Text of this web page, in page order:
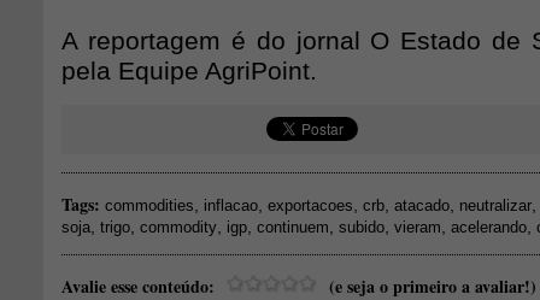
A reportagem é do jornal O Estado de
pela Equipe AgriPoint.
Tags: commodities inflacao exportacoes crb atacado neutralizar
soja trigo commodity igp continuem subido vieram acelerando
Avalie esse conteúdo: (e seja o primeiro a avaliar!)